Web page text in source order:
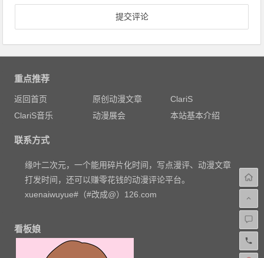
重点推荐
返回首页 原创动漫文章
ClariS
ClariS音乐
动漫展会 本站基本介绍
联系方式
缘叶二次元，一个能用碎片化时间，写点漫评、动漫文章
打发时间，还可以赚零花钱的动漫评论平台。
xuenaiwuyue#（#改成@）126.com
看板娘